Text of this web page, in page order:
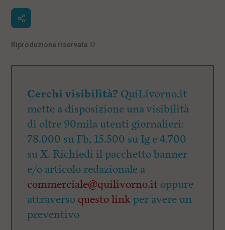
Riproduzione riservata ©
Cerchi visibilità? QuiLivorno.it
mette a disposizione una visibilità
di oltre 90mila utenti giornalieri:
78.000 su Fb, 15.500 su Ig e 4.700
su X. Richiedi il pacchetto banner
e/o articolo redazionale a
commerciale@quilivorno.it oppure
attraverso questo linkper avere un
preventivo